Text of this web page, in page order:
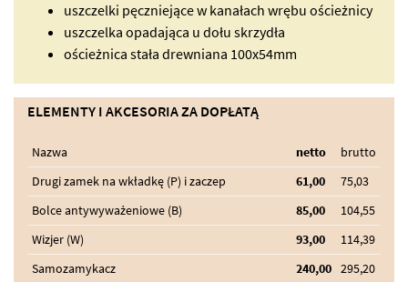
uszczelki pęczniejące w kanałach wrębu ościeżnicy
uszczelka opadająca u dołu skrzydła
ościeżnica stała drewniana 100x54mm
ELEMENTY I AKCESORIA ZA DOPŁATĄ
Nazwa netto
brutto
Drugi zamek na wkładkę (P) i zaczep
61,00
75,03
Bolce antywyważeniowe (B)
85,00
104,55
Wizjer (W)
93,00
114,39
Samozamykacz
240,00 295,20